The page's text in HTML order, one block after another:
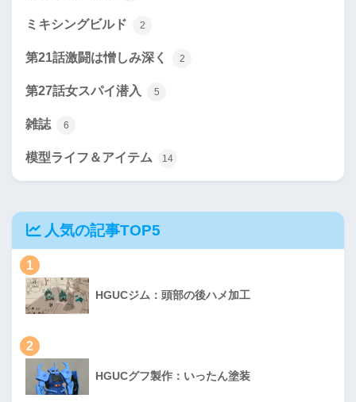
ミキシングビルド 2
第21話激闘は憎しみ深く 2
第27話女スパイ潜入 5
雑誌 6
模型ライフ＆アイテム 14
人気の記事TOP5
1
HGUCジム：頭部の後ハメ加工
2
HGUCグフ製作：いったん塗装